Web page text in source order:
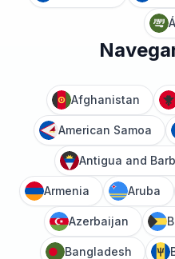
Afghanistan
American Samoa
Antigua and
Armenia Aruba
Azerbaijan
Bangladesh